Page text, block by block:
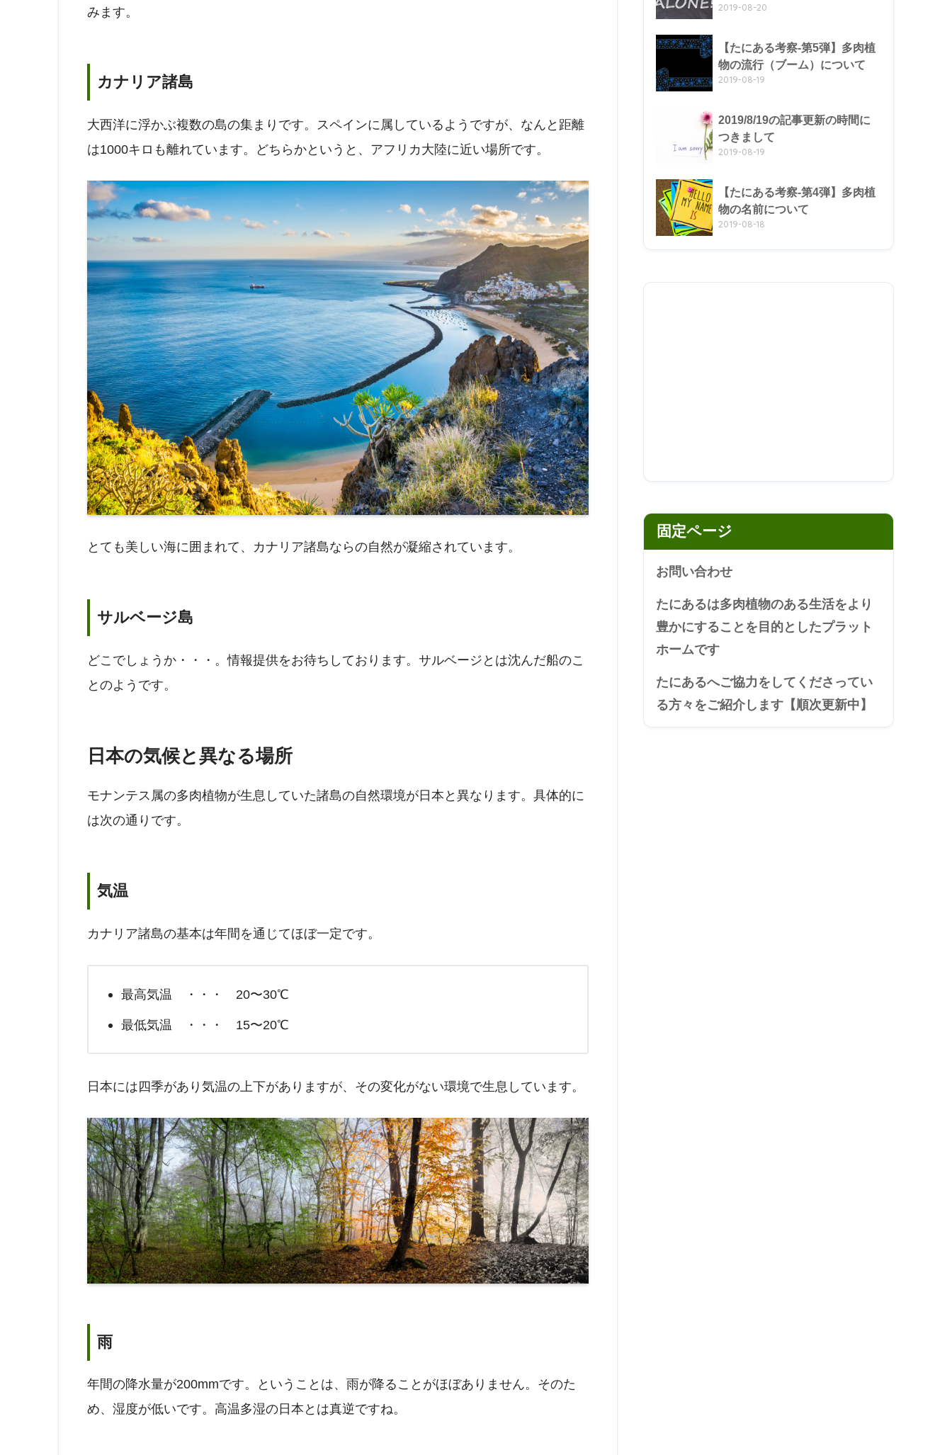
みます。
カナリア諸島
大西洋に浮かぶ複数の島の集まりです。スペインに属しているようですが、なんと距離
は1000キロも離れています。どちらかというと、アフリカ大陸に近い場所です。
とても美しい海に囲まれて、カナリア諸島ならの自然が凝縮されています。
サルベージ島
どこでしょうか・・・。情報提供をお待ちしております。サルベージとは沈んだ船のこ
とのようです。
日本の気候と異なる場所
モナンテス属の多肉植物が生息していた諸島の自然環境が日本と異なります。具体的に
は次の通りです。
気温
カナリア諸島の基本は年間を通じてほぼ一定です。
最高気温 ・・・ 20〜30℃
最低気温 ・・・ 15〜20℃
日本には四季があり気温の上下がありますが、その変化がない環境で生息しています。
雨
年間の降水量が200mmです。ということは、雨が降ることがほぼありません。そのた
め、湿度が低いです。高温多湿の日本とは真逆ですね。
2019-08-20
【たにある考察-第5弾】多肉植
物の流行（ブーム）について
2019-08-19
2019/8/19の記事更新の時間に
つきまして
2019-08-19
【たにある考察-第4弾】多肉植
物の名前について
2019-08-18
固定ページ
お問い合わせ
たにあるは多肉植物のある生活をより
豊かにすることを目的としたプラット
ホームです
たにあるへご協力をしてくださってい
る方々をご紹介します【順次更新中】